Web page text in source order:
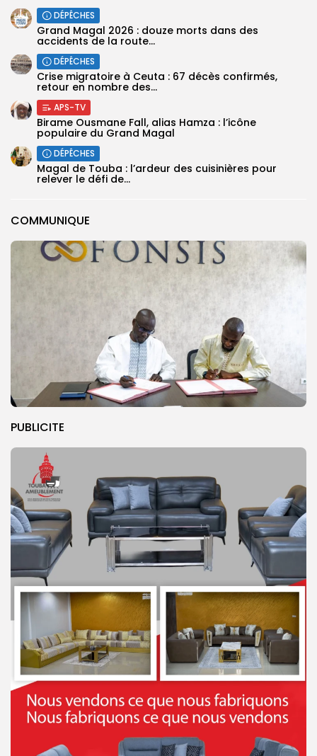
COMMUNIQUE
PUBLICITE
DÉPÊCHES
Grand Magal 2026 : douze morts dans des
accidents de la route...
DÉPÊCHES
Crise migratoire à Ceuta : 67 décès confirmés,
retour en nombre des...
APS-TV
Birame Ousmane Fall, alias Hamza : l’icône
populaire du Grand Magal
DÉPÊCHES
Magal de Touba : l’ardeur des cuisinières pour
relever le défi de...